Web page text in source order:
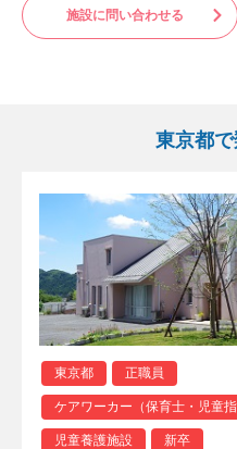
施設に問い合わせる
東京都
東京都 正職員
ケアワーカー（保育士・児童指
児童養護施設 新卒